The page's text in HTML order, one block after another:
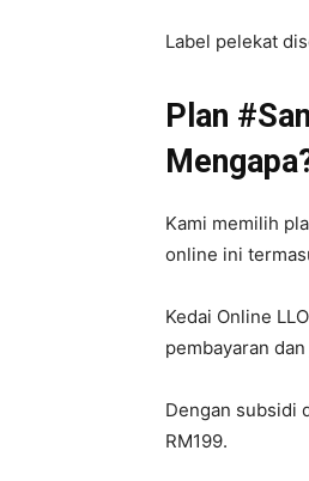
Label pelekat
Plan
Kami memilih
online ini
Kedai Online
pembayaran
Dengan subsidi
RM199.